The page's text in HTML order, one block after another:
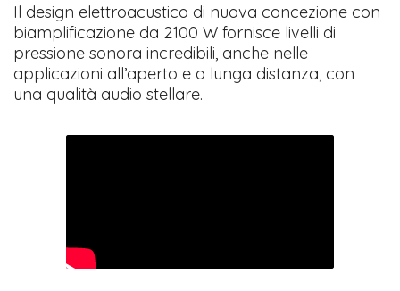
Il design elettroacustico di nuova concezione con
biamplificazione da 2100 W fornisce livelli di
pressione sonora incredibili, anche nelle
applicazioni all’aperto e a lunga distanza, con
una qualità audio stellare.